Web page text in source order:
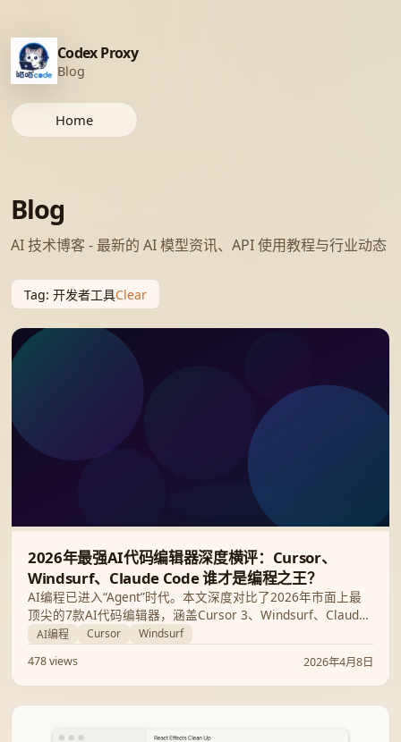
Codex Proxy
Blog
Home
Blog
AI 技术博客 - 最新的 AI 模型资讯、API 使用教程与行业动态
Tag: 开发者工具Clear
2026年最强AI代码编辑器深度横评：Cursor、
Windsurf、Claude Code 谁才是编程之王？
AI编程已进入“Agent”时代。本文深度对比了2026年市面上最
顶尖的7款AI代码编辑器，涵盖Cursor 3、Windsurf、Claude
Code及GitHub Copilot，分析其核心功能、定价及适用人群，
助你选出最强编程利器。
AI编程 Cursor
Windsurf
478 views
2026年4月8日